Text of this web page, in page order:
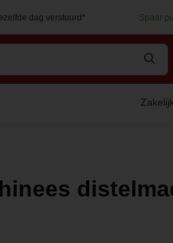
dag verstuurd* Spaar
Zakelijk